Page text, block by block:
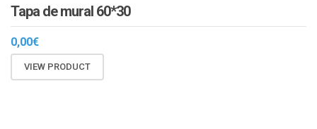
Tapa de mural 60*30
0,00€
VIEW PRODUCT